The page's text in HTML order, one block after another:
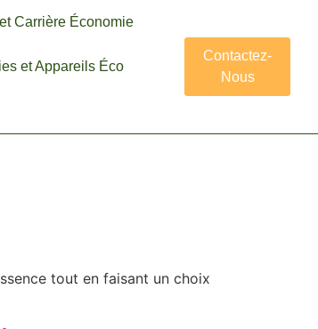
Carrière Économie
et Appareils Éco
Contactez-
Nous
tout en faisant un choix